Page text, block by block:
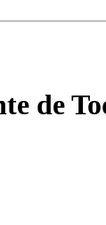
de